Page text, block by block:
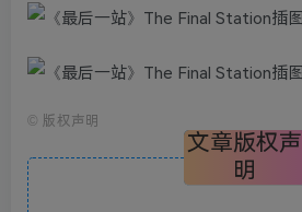
© 版权声明
文章版权声
明